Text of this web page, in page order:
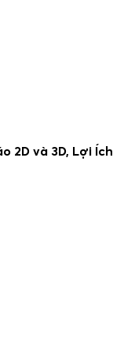
2D và 3D, Lợi Ích